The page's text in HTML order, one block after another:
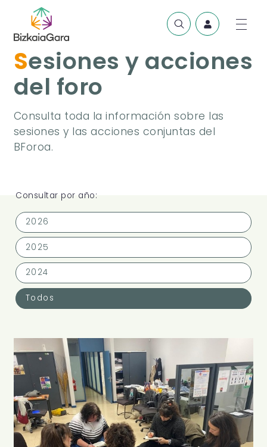
Sesiones y acciones
del foro
Consulta toda la información sobre las
sesiones y las acciones conjuntas del
BForoa.
Consultar por año:
2026
2025
2024
Todos